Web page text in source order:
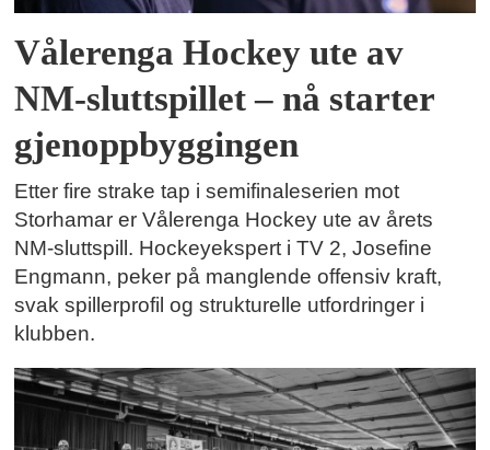
Vålerenga Hockey ute av
NM-sluttspillet – nå starter
gjenoppbyggingen
Etter fire strake tap i semifinaleserien mot
Storhamar er Vålerenga Hockey ute av årets
NM-sluttspill. Hockeyekspert i TV 2, Josefine
Engmann, peker på manglende offensiv kraft,
svak spillerprofil og strukturelle utfordringer i
klubben.